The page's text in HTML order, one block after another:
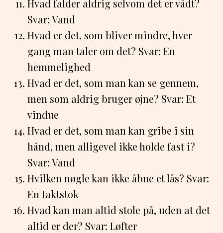
Hvad falder aldrig selvom det er vådt?
Svar: Vand
Hvad er det, som bliver mindre, hver
gang man taler om det? Svar: En
hemmelighed
Hvad er det, som man kan se gennem,
men som aldrig bruger øjne? Svar: Et
vindue
Hvad er det, som man kan gribe i sin
hånd, men alligevel ikke holde fast i?
Svar: Vand
Hvilken nøgle kan ikke åbne et lås? Svar:
En taktstok
Hvad kan man altid stole på, uden at det
altid er der? Svar: Løfter